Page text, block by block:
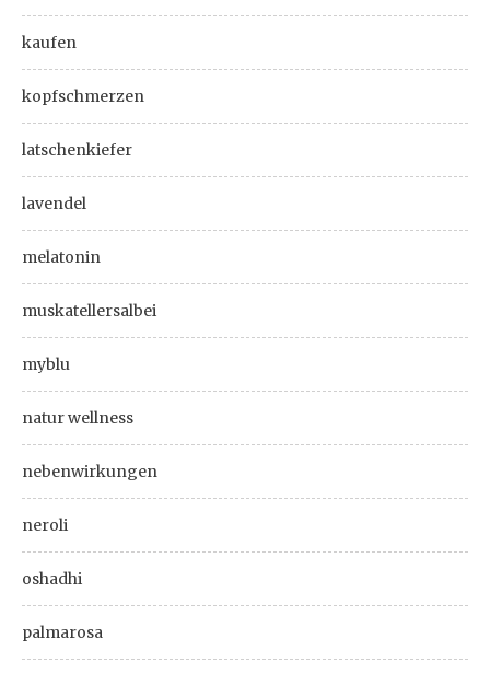
kaufen
kopfschmerzen
latschenkiefer
lavendel
melatonin
muskatellersalbei
myblu
natur wellness
nebenwirkungen
neroli
oshadhi
palmarosa